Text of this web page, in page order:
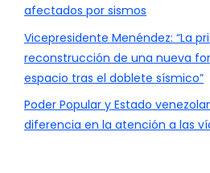
afectados por sismos
Vicepresidente Menéndez: “La
reconstrucción de una nueva
espacio tras el doblete sísmico”
Poder Popular y Estado
diferencia en la atención a las